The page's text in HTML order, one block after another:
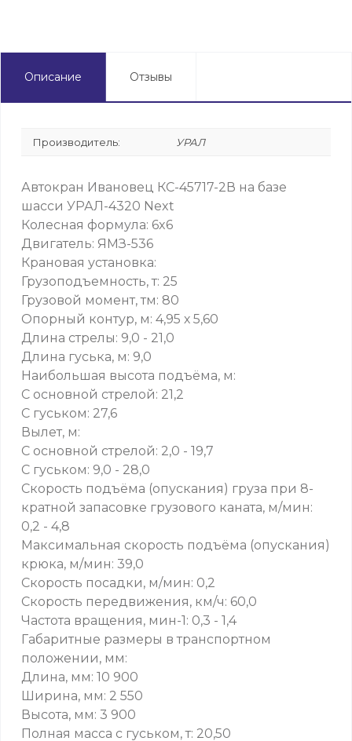
Описание Отзывы
Производитель: УРАЛ
Автокран Ивановец КС-45717-2В на базе
шасси УРАЛ-4320 Next
Колесная формула: 6x6
Двигатель: ЯМЗ-536
Крановая установка:
Грузоподъемность, т: 25
Грузовой момент, тм: 80
Опорный контур, м: 4,95 х 5,60
Длина стрелы: 9,0 - 21,0
Длина гуська, м: 9,0
Наибольшая высота подъёма, м:
С основной стрелой: 21,2
С гуськом: 27,6
Вылет, м:
С основной стрелой: 2,0 - 19,7
С гуськом: 9,0 - 28,0
Скорость подъёма (опускания) груза при 8-
кратной запасовке грузового каната, м/мин:
0,2 - 4,8
Максимальная скорость подъёма (опускания)
крюка, м/мин: 39,0
Скорость посадки, м/мин: 0,2
Скорость передвижения, км/ч: 60,0
Частота вращения, мин-1: 0,3 - 1,4
Габаритные размеры в транспортном
положении, мм:
Длина, мм: 10 900
Ширина, мм: 2 550
Высота, мм: 3 900
Полная масса с гуськом, т: 20,50